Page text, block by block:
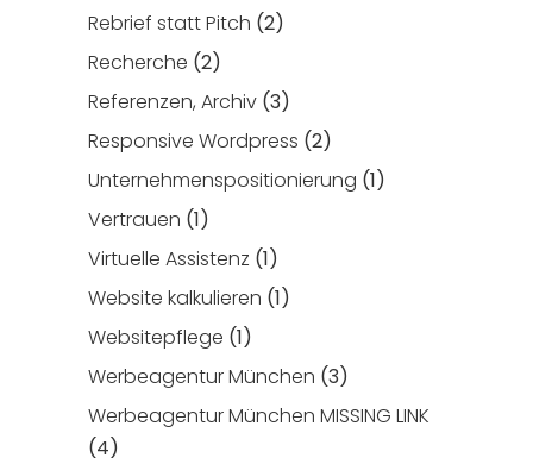
Rebrief statt Pitch (2)
Recherche (2)
Referenzen, Archiv (3)
Responsive Wordpress (2)
Unternehmenspositionierung (1)
Vertrauen (1)
Virtuelle Assistenz (1)
Website kalkulieren (1)
Websitepflege (1)
Werbeagentur München (3)
Werbeagentur München MISSING LINK
(4)